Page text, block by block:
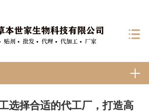
选择合适的代工厂，打造高